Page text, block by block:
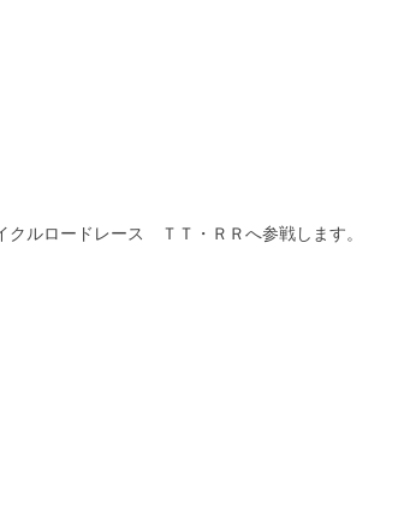
ルロードレース ＴＴ・ＲＲへ参戦します。